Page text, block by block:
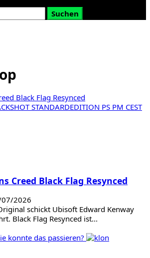
Black Flag Resynced
Creed Black Flag Resynced
2026
schickt Ubisoft Edward Kenway
Black Flag Resynced ist...
konnte das passieren?